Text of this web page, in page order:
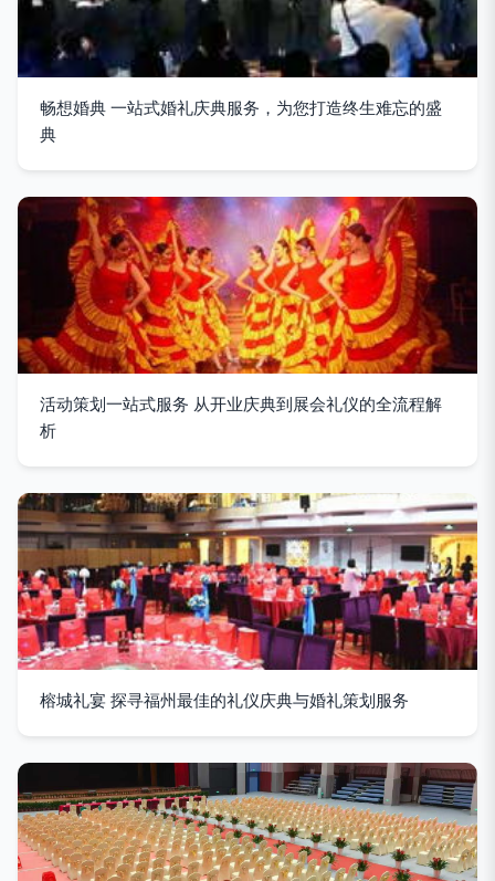
畅想婚典 一站式婚礼庆典服务，为您打造终生难忘的盛
典
活动策划一站式服务 从开业庆典到展会礼仪的全流程解
析
榕城礼宴 探寻福州最佳的礼仪庆典与婚礼策划服务